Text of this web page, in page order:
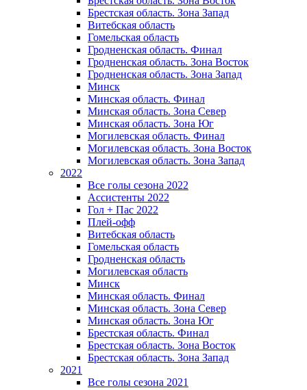
Брестская область. Зона Запад
Витебская область
Гомельская область
Гродненская область. Финал
Гродненская область. Зона Восток
Гродненская область. Зона Запад
Минск
Минская область. Финал
Минская область. Зона Север
Минская область. Зона Юг
Могилевская область. Финал
Могилевская область. Зона Восток
Могилевская область. Зона Запад
2022
Все голы сезона 2022
Ассистенты 2022
Гол + Пас 2022
Плей-офф
Витебская область
Гомельская область
Гродненская область
Могилевская область
Минск
Mинская область. Финал
Минская область. Зона Север
Минская область. Зона Юг
Брестская область. Финал
Брестская область. Зона Восток
Брестская область. Зона Запад
2021
Все голы сезона 2021